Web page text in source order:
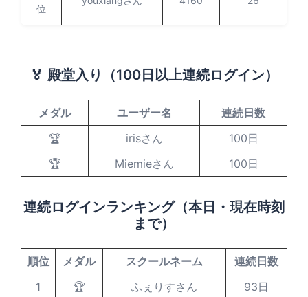
位
🏅 殿堂入り（100日以上連続ログイン）
メダル ユーザー名
連続日数
🏆
irisさん
100日
🏆
Miemieさん 100日
連続ログインランキング（本日・現在時刻
まで）
順位 メダル スクールネーム
連続日数
1
🏆 ふぇりすさん
93日